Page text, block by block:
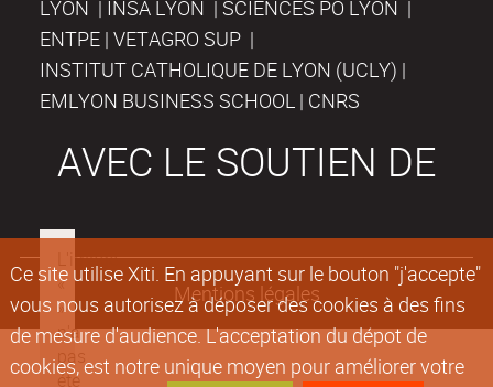
Ce site utilise Xiti. En appuyant sur le bouton "j'accepte"
vous nous autorisez à déposer des cookies à des fins
de mesure d'audience. L'acceptation du dépot de
cookies, est notre unique moyen pour améliorer votre
LYON | INSA LYON | SCIENCES PO LYON |
ENTPE | VETAGRO SUP |
INSTITUT CATHOLIQUE DE LYON (UCLY) |
EMLYON BUSINESS SCHOOL | CNRS
AVEC LE SOUTIEN DE
Mentions légales